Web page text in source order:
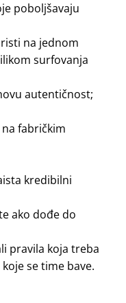
poboljšavaju
na jednom
surfovanja
autentičnost;
fabričkim
kredibilni
ako dođe do
pravila koja treba
se time bave.